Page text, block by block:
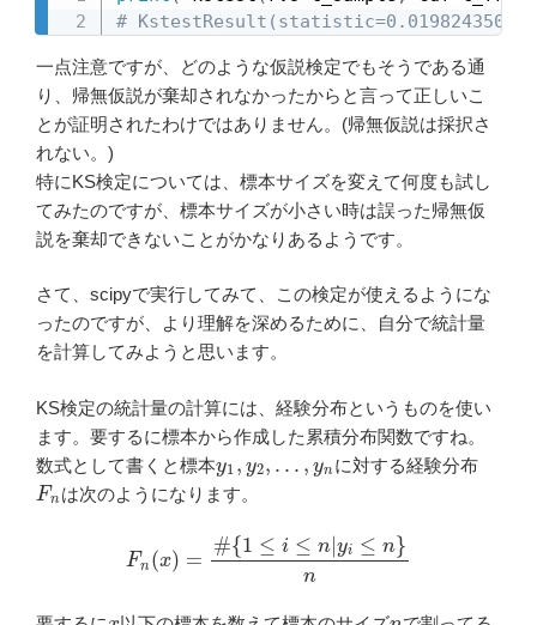
#
一点注意ですが、どのような仮説検定でもそうである通
り、帰無仮説が棄却されなかったからと言って正しいこ
とが証明されたわけではありません。(帰無仮説は採択さ
れない。)
特にKS検定については、標本サイズを変えて何度も試し
てみたのですが、標本サイズが小さい時は誤った帰無仮
説を棄却できないことがかなりあるようです。
さて、scipyで実行してみて、この検定が使えるようにな
ったのですが、より理解を深めるために、自分で統計量
を計算してみようと思います。
KS検定の統計量の計算には、経験分布というものを使い
ます。要するに標本から作成した累積分布関数ですね。
数式として書くと標本 y1 ,y 2, … ,y n に対する経験分布
Fn は次のようになります。
= #{ 1≤ ≤ n|yi≤n n